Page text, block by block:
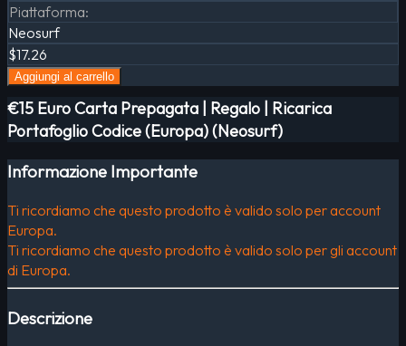
Piattaforma:
Neosurf
$17.26
Aggiungi al carrello
€15 Euro Carta Prepagata | Regalo | Ricarica
Portafoglio Codice (Europa) (Neosurf)
Informazione Importante
Ti ricordiamo che questo prodotto è valido solo per account
Europa.
Ti ricordiamo che questo prodotto è valido solo per gli account
di Europa.
Descrizione